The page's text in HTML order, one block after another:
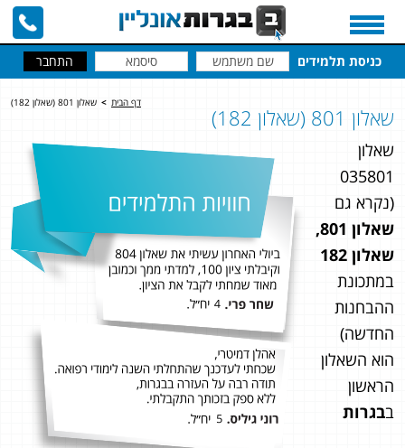
כניסת תלמידים
דף הבית > שאלון 801 (שאלון 182)
שאלון 801 (שאלון 182)
שאלון
035801
(נקרא גם
שאלון 801,
שאלון 182
במתכונת
ההבחנות
החדשה)
הוא השאלון
הראשון
בבגרות